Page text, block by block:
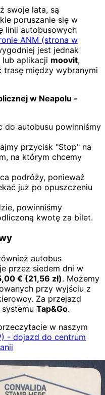
swoje lata, są
poruszanie się w
linii autobusowych
ANM (strona w
jest jednak
lub aplikacji moovit,
trasę między wybranymi
w Neapolu -
do autobusu powinniśmy
przycisk "Stop" na
na którym chcemy
podróży, ponieważ
już po opuszczeniu
powinniśmy
kwotę za bilet.
autobus
przez siedem dni w
€ (21,56 zł). Możemy
przy wyjściu z
Za przejazd
Tap&Go.
w naszym
- dojazd do centrum